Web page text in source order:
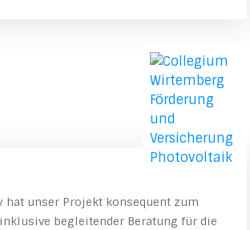
hat unser Projekt konsequent zum
begleitender Beratung für die